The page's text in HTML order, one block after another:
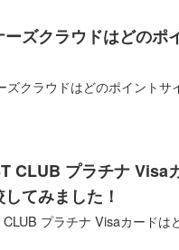
ーズクラウドはどのポ
ズクラウドはどのポイントサ
CLUB プラチナ Visa
てみました！
プラチナ Visaカードは